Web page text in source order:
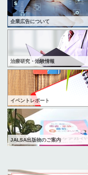
企業広告について
治療研究・治験情報
イベントレポート
JALSA出版物のご案内